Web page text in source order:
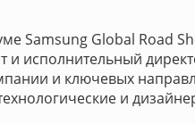
Samsung Global Road
исполнительный
и ключевых
и